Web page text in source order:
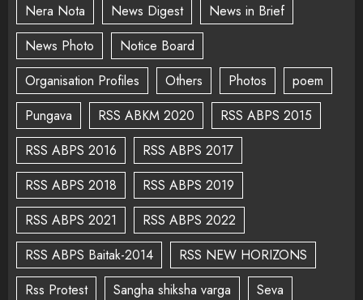
Nera Nota
News Digest
News in Brief
News Photo
Notice Board
Organisation Profiles
Others Photos
poem
Pungava
RSS ABKM 2020
RSS ABPS 2015
RSS ABPS 2016
RSS ABPS 2017
RSS ABPS 2018
RSS ABPS 2019
RSS ABPS 2021
RSS ABPS 2022
RSS ABPS Baitak-2014
RSS NEW HORIZONS
Rss Protest
Sangha shiksha varga
Seva